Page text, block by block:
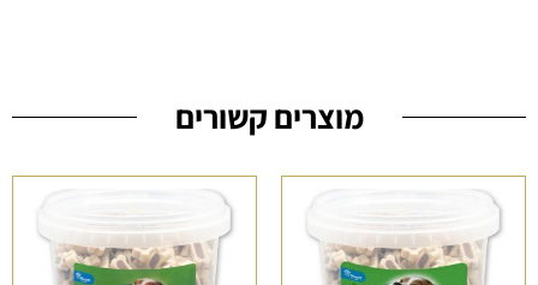
מוצרים קשורים